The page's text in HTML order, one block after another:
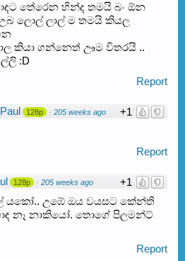
තේරෙන හින්ද තමයි බං ඕන
ලොල් ලාල් ම තමයි කියල
කියා ගන්නෙත් ඌම විතරයි ..
:D
Report
+1
128p · 205 weeks ago
Report
+1
128p · 205 weeks ago
යකෝ.. උඹේ ඔය වයසට කේන්ති
නෑ නාකියෝ. තොගේ පිලමන්ට්
Report